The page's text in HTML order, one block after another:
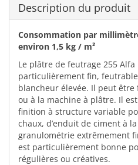
Description du produit
Consommation par
environ 1,5 kg / m²
Le plâtre de feutrage 255
particulièrement fin,
blancheur élevée. Il peut
ou à la machine à plâtre. Il
finition à structure variable
chaux, d’enduit de ciment à
granulométrie extrêmement
est particulièrement bonne
régulières ou créatives.